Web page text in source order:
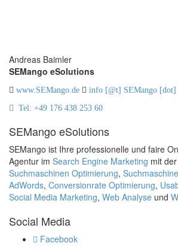
Andreas Baimler
SEMango eSolutions
www.SEMango.de
info [@t] SEMango [dot]
Tel: +49 176 438 253 60
SEMango eSolutions
SEMango ist Ihre professionelle und faire
Agentur im Search Engine Marketing mit
Suchmaschinen Optimierung,
AdWords, Conversionrate Optimierung,
Social Media Marketing, Web Analyse und
Social Media
Facebook